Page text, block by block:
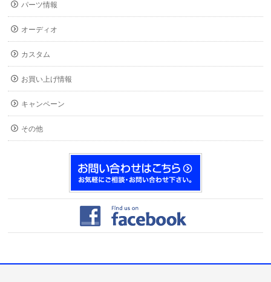
パーツ情報
オーディオ
カスタム
お買い上げ情報
キャンペーン
その他